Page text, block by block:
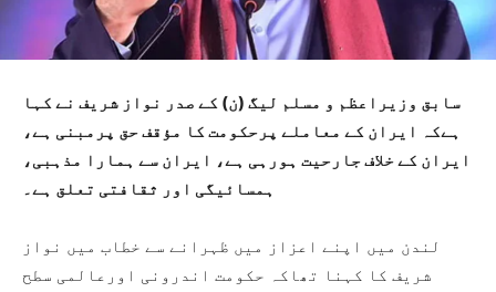
سابق وزیراعظم و مسلم لیگ (ن) کے صدر نواز شریف نے کہا
ہےکہ ایران کے معاملے پرحکومت کا مؤقف حق پرمبنی ہے،
ایران کے خلاف جارحیت ہورہی ہے، ایران سے ہمارا مذہبی،
ہمسائیگی اور ثقافتی تعلق ہے۔
لندن میں اپنے اعزاز میں ظہرانے سے خطاب میں نواز
شریف کا کہنا تھاکہ حکومت اندرونی اورعالمی سطح